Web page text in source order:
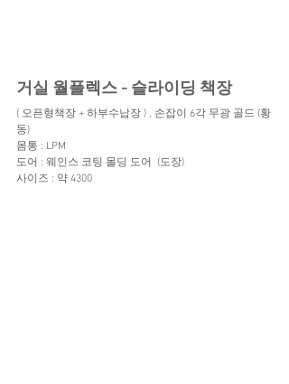
거실 월플렉스 - 슬라이딩 책장
( 오픈형책장 + 하부수납장 ) , 손잡이 6각 무광 골드 (황
동)
몸통 : LPM
도어 : 웨인스 코팅 몰딩 도어  (도장)
사이즈 : 약 4300